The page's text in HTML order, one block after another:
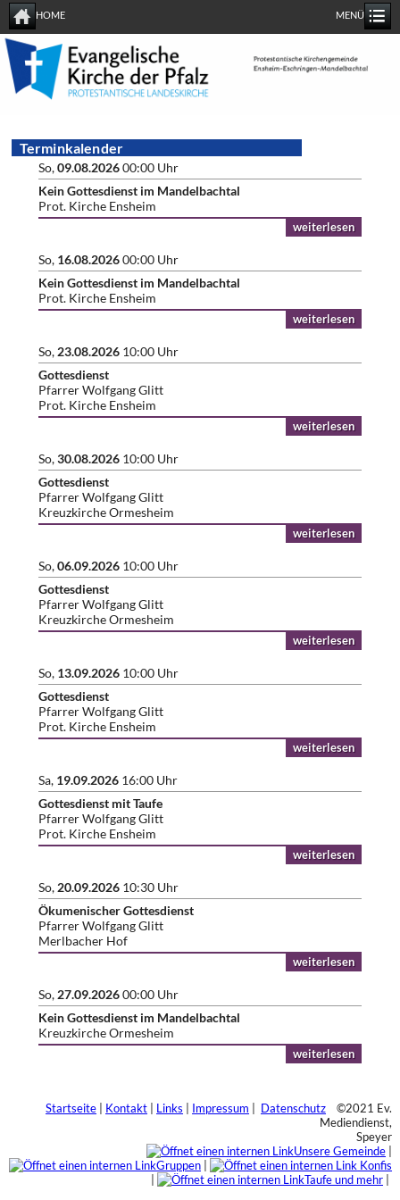
HOME MENÜ
Terminkalender
So, 09.08.2026 00:00 Uhr
Kein Gottesdienst im Mandelbachtal
Prot. Kirche Ensheim
weiterlesen
So, 16.08.2026 00:00 Uhr
Kein Gottesdienst im Mandelbachtal
Prot. Kirche Ensheim
weiterlesen
So, 23.08.2026 10:00 Uhr
Gottesdienst
Pfarrer Wolfgang Glitt
Prot. Kirche Ensheim
weiterlesen
So, 30.08.2026 10:00 Uhr
Gottesdienst
Pfarrer Wolfgang Glitt
Kreuzkirche Ormesheim
weiterlesen
So, 06.09.2026 10:00 Uhr
Gottesdienst
Pfarrer Wolfgang Glitt
Kreuzkirche Ormesheim
weiterlesen
So, 13.09.2026 10:00 Uhr
Gottesdienst
Pfarrer Wolfgang Glitt
Prot. Kirche Ensheim
weiterlesen
Sa, 19.09.2026 16:00 Uhr
Gottesdienst mit Taufe
Pfarrer Wolfgang Glitt
Prot. Kirche Ensheim
weiterlesen
So, 20.09.2026 10:30 Uhr
Ökumenischer Gottesdienst
Pfarrer Wolfgang Glitt
Merlbacher Hof
weiterlesen
So, 27.09.2026 00:00 Uhr
Kein Gottesdienst im Mandelbachtal
Kreuzkirche Ormesheim
weiterlesen
Startseite Kontakt Links Impressum Datenschutz ©2021 Ev.
Mediendienst,
Speyer
Unsere Gemeinde
Gruppen
Konfis
Taufe und mehr